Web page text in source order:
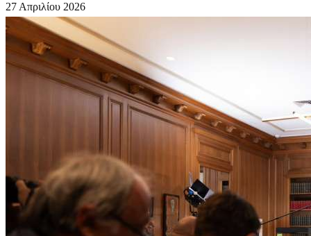
27 Απριλίου 2026